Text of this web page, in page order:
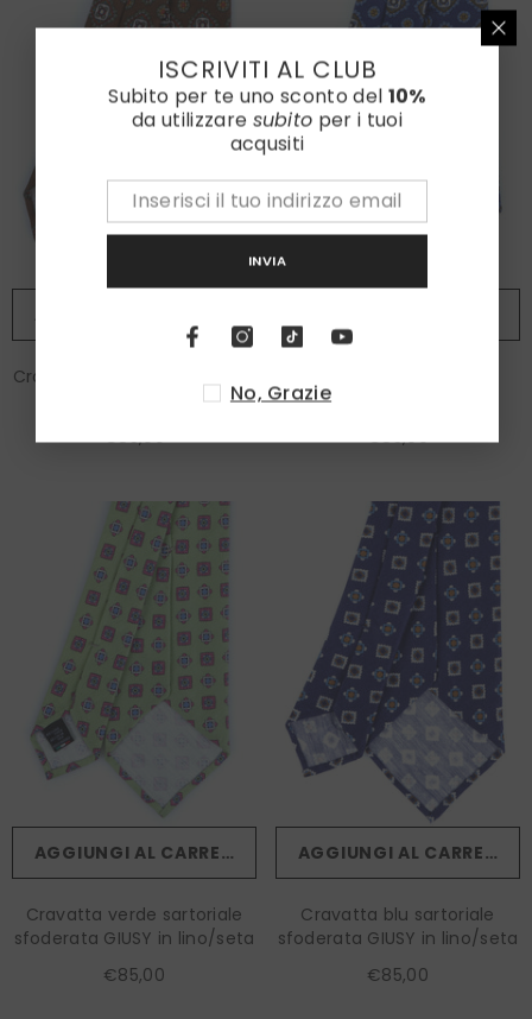
AGGIUNGI AL CARRELLO
Cravatta marrone sartoriale
sfoderata MARIKA in
€85,00
sfoderata MARIKA in
€85,00
AGGIUNGI AL CARRELLO
Cravatta verde sartoriale
sfoderata GIUSY in lino/seta
€85,00
AGGIUNGI AL CARRELLO
Cravatta blu sartoriale
sfoderata GIUSY in lino/seta
€85,00
ISCRIVITI AL CLUB
Subito per te uno sconto del 10%
da utilizzare subito per i tuoi
acqusiti
INVIA
No, Grazie